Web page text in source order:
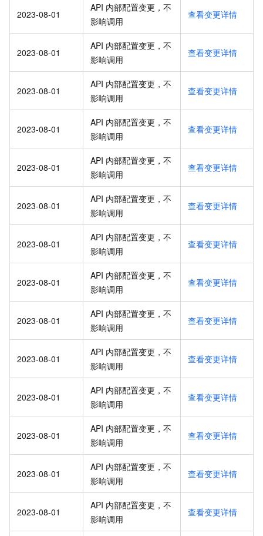
2023-08-01
API 内部配置变更，不
影响调用
查看变更详情
2023-08-01
API 内部配置变更，不
影响调用
查看变更详情
2023-08-01
API 内部配置变更，不
影响调用
查看变更详情
2023-08-01
API 内部配置变更，不
影响调用
查看变更详情
2023-08-01
API 内部配置变更，不
影响调用
查看变更详情
2023-08-01
API 内部配置变更，不
影响调用
查看变更详情
2023-08-01
API 内部配置变更，不
影响调用
查看变更详情
2023-08-01
API 内部配置变更，不
影响调用
查看变更详情
2023-08-01
API 内部配置变更，不
影响调用
查看变更详情
2023-08-01
API 内部配置变更，不
影响调用
查看变更详情
2023-08-01
API 内部配置变更，不
影响调用
查看变更详情
2023-08-01
API 内部配置变更，不
影响调用
查看变更详情
2023-08-01
API 内部配置变更，不
影响调用
查看变更详情
2023-08-01
API 内部配置变更，不
影响调用
查看变更详情